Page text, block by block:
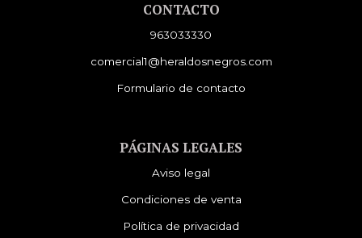
CONTACTO
963033330
comercial1@heraldosnegros.com
Formulario de contacto
PÁGINAS LEGALES
Aviso legal
Condiciones de venta
Política de privacidad